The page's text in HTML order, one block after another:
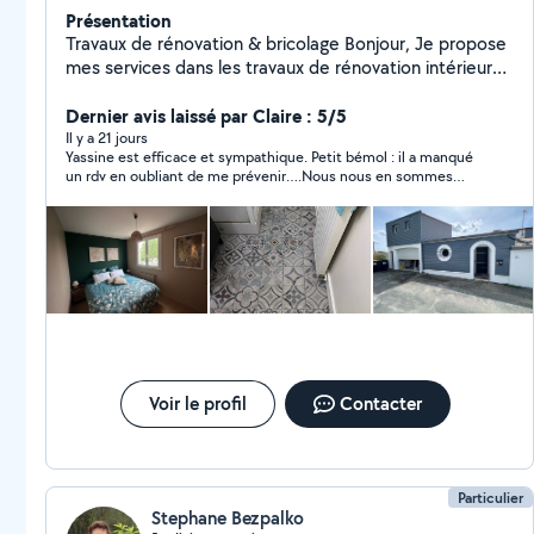
Présentation
Travaux de rénovation & bricolage Bonjour, Je propose
mes services dans les travaux de rénovation intérieure
pour : Peinture (murs, plafonds, boiseries) Pose de
parquet / carrelage et lino Montage de meubles en kit
Plomberie et électricité de base Petite maçonnerie &
enduits Rénovation de salle de bain & cuisine Travaux
de finition & décoration rénovation, peinture, bricolage,
carrelage, parquet, plomberie, électricité, montage de
meubles, maçonnerie, dépannage, aménagement Je
travaille avec soin pour garantir un résultat propre et
durable. N'hésitez pas à me contacter pour un devis
Dernier avis laissé par Claire : 5/5
Il y a 21 jours
Yassine est efficace et sympathique. Petit bémol : il a manqué
un rdv en oubliant de me prévenir….Nous nous en sommes
Voir le profil Contacter
Particulier
Stephane Bezpalko